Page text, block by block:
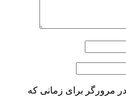
مرورگر برای زمانی که